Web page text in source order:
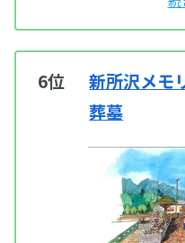
6位
新所沢メモ
葬墓